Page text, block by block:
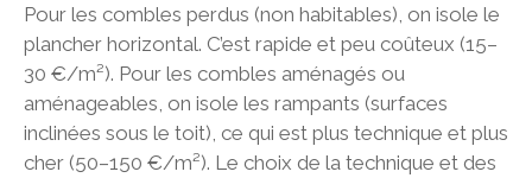
Pour les combles perdus (non habitables), on isole le
plancher horizontal. C’est rapide et peu coûteux (15–
30 €/m²). Pour les combles aménagés ou
aménageables, on isole les rampants (surfaces
inclinées sous le toit), ce qui est plus technique et plus
cher (50–150 €/m²). Le choix de la technique et des